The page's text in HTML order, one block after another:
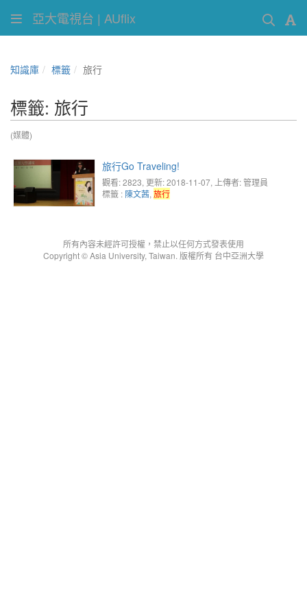
亞大電視台 | AUflix
知識庫 標籤 旅行
標籤: 旅行
(媒體)
旅行Go Traveling!
觀看: 2823, 更新: 2018-11-07, 上傳者: 管理員
標籤 : 陳文茜, 旅行
所有內容未經許可授權，禁止以任何方式發表使用
Copyright © Asia University, Taiwan. 版權所有 台中亞洲大學